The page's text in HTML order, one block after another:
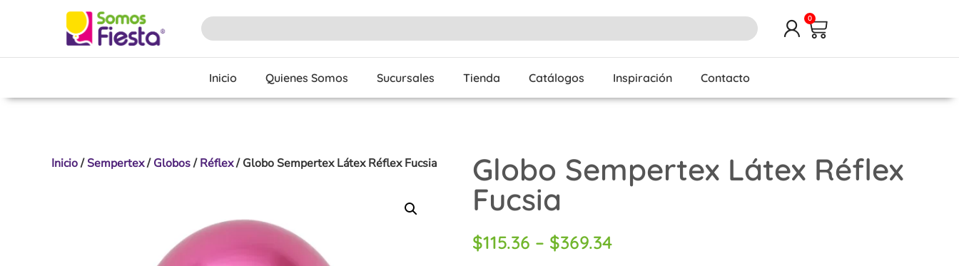
0
Inicio Quienes Somos Sucursales Tienda Catálogos Inspiración Contacto
Inicio/Sempertex/Globos/Réflex/ Globo Sempertex Látex Réflex Fucsia Globo Sempertex Látex Réflex
Fucsia
$115.36 – $369.34